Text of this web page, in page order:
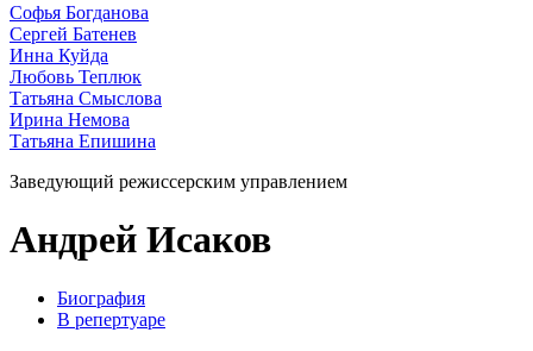
Софья Богданова
Сергей Батенев
Инна Куйда
Любовь Теплюк
Татьяна Смыслова
Ирина Немова
Татьяна Епишина
Заведующий режиссерским управлением
Андрей Исаков
Биография
В репертуаре